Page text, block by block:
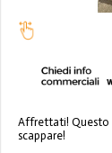
Affrettati! Questo
scappare!